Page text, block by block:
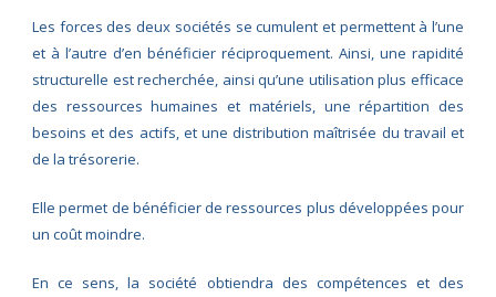
Les forces des deux sociétés se cumulent et permettent à l’une
et à l’autre d’en bénéficier réciproquement. Ainsi, une rapidité
structurelle est recherchée, ainsi qu’une utilisation plus efficace
des ressources humaines et matériels, une répartition des
besoins et des actifs, et une distribution maîtrisée du travail et
de la trésorerie.
Elle permet de bénéficier de ressources plus développées pour
un coût moindre.
En ce sens, la société obtiendra des compétences et des